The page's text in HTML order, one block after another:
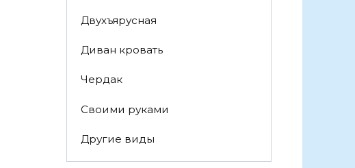
Двухъярусная
Диван кровать
Чердак
Своими руками
Другие виды